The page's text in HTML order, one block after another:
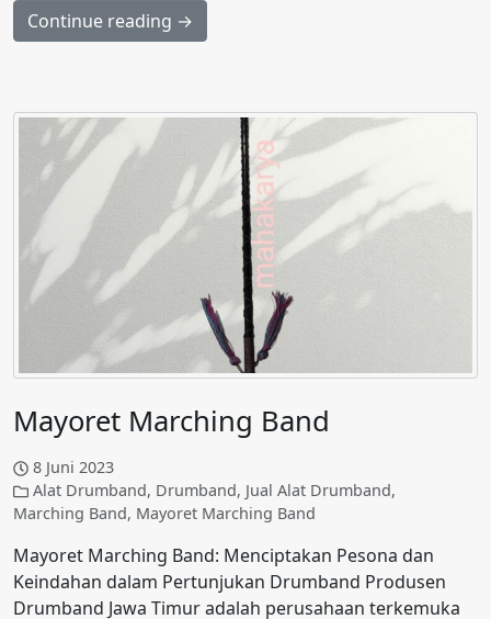
Continue reading →
Mayoret Marching Band
8 Juni 2023
Alat Drumband, Drumband, Jual Alat Drumband,
Marching Band, Mayoret Marching Band
Mayoret Marching Band: Menciptakan Pesona dan
Keindahan dalam Pertunjukan Drumband Produsen
Drumband Jawa Timur adalah perusahaan terkemuka